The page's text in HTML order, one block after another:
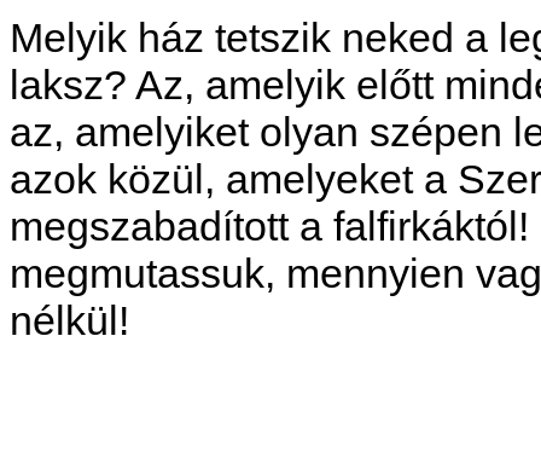
Melyik ház tetszik neked a
laksz? Az, amelyik előtt
az, amelyiket olyan szépen
azok közül, amelyeket a
megszabadított a
megmutassuk, mennyien
nélkül!